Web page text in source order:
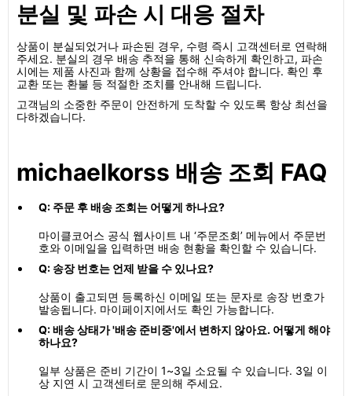
분실 및 파손 시 대응 절차
상품이 분실되었거나 파손된 경우, 수령 즉시 고객센터로 연락해
주세요. 분실의 경우 배송 추적을 통해 신속하게 확인하고, 파손
시에는 제품 사진과 함께 상황을 접수해 주셔야 합니다. 확인 후
교환 또는 환불 등 적절한 조치를 안내해 드립니다.
고객님의 소중한 주문이 안전하게 도착할 수 있도록 항상 최선을
다하겠습니다.
michaelkorss 배송 조회 FAQ
Q: 주문 후 배송 조회는 어떻게 하나요?
마이클코어스 공식 웹사이트 내 ‘주문조회’ 메뉴에서 주문번
호와 이메일을 입력하면 배송 현황을 확인할 수 있습니다.
Q: 송장 번호는 언제 받을 수 있나요?
상품이 출고되면 등록하신 이메일 또는 문자로 송장 번호가
발송됩니다. 마이페이지에서도 확인 가능합니다.
Q: 배송 상태가 '배송 준비중'에서 변하지 않아요. 어떻게 해야
하나요?
일부 상품은 준비 기간이 1~3일 소요될 수 있습니다. 3일 이
상 지연 시 고객센터로 문의해 주세요.